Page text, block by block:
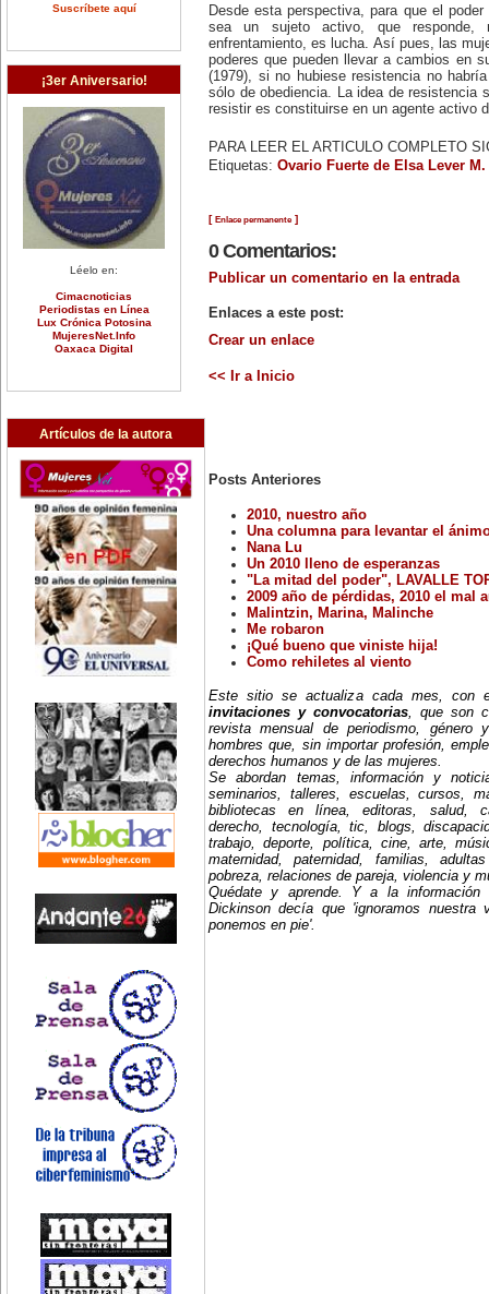
Suscríbete aquí
¡3er Aniversario!
Léelo en:
Cimacnoticias
Periodistas en Línea
Lux Crónica Potosina
MujeresNet.Info
Oaxaca Digital
Artículos de la autora
Desde esta perspectiva, para que el
sea un sujeto activo, que responde,
enfrentamiento, es lucha. Así pues, las
poderes que pueden llevar a cambios en
(1979), si no hubiese resistencia no
sólo de obediencia. La idea de resistencia
resistir es constituirse en un agente activo
PARA LEER EL ARTICULO COMPLETO
Etiquetas: Ovario Fuerte de Elsa Lever M.
[ Enlace permanente]
0 Comentarios:
Publicar un comentario en la entrada
Enlaces a este post:
Crear un enlace
<< Ir a Inicio
Posts Anteriores
2010, nuestro año
Una columna para levantar el
Nana Lu
Un 2010 lleno de esperanzas
"La mitad del poder", LAVALLE
2009 año de pérdidas, 2010 el mal
Malintzin, Marina, Malinche
Me robaron
¡Qué bueno que viniste hija!
Como rehiletes al viento
Este sitio se actualiza cada mes, con
invitaciones y convocatorias, que son
revista mensual de periodismo, género
hombres que, sin importar profesión,
derechos humanos y de las mujeres.
Se abordan temas, información y
seminarios, talleres, escuelas, cursos,
bibliotecas en línea, editoras, salud,
derecho, tecnología, tic, blogs,
trabajo, deporte, política, cine, arte,
maternidad, paternidad, familias,
pobreza, relaciones de pareja, violencia y
Quédate y aprende. Y a la
Dickinson decía que 'ignoramos nuestra
ponemos en pie'.